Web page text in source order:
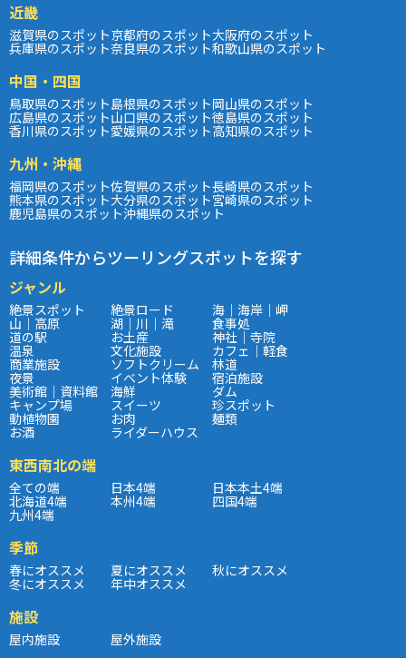
近畿
滋賀県のスポット京都府のスポット大阪府のスポット
兵庫県のスポット奈良県のスポット和歌山県のスポット
中国・四国
鳥取県のスポット島根県のスポット岡山県のスポット
広島県のスポット山口県のスポット徳島県のスポット
香川県のスポット愛媛県のスポット高知県のスポット
九州・沖縄
福岡県のスポット佐賀県のスポット長崎県のスポット
熊本県のスポット大分県のスポット宮崎県のスポット
鹿児島県のスポット沖縄県のスポット
詳細条件からツーリングスポットを探す
ジャンル
絶景スポット 絶景ロード 海｜海岸｜岬
山｜高原 湖｜川｜滝 食事処
道の駅 お土産 神社｜寺院
温泉 文化施設 カフェ｜軽食
商業施設 ソフトクリーム 林道
夜景 イベント体験 宿泊施設
美術館｜資料館 海鮮 ダム
キャンプ場 スイーツ 珍スポット
動植物園 お肉 麺類
お酒 ライダーハウス
東西南北の端
全ての端 日本4端 日本本土4端
北海道4端 本州4端 四国4端
九州4端
季節
春にオススメ 夏にオススメ 秋にオススメ
冬にオススメ 年中オススメ
施設
屋内施設 屋外施設